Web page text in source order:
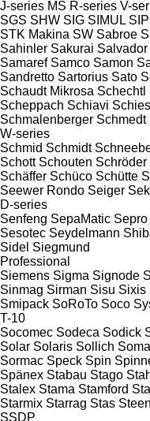
J-series MS R-series V-
SGS SHW SIG SIMUL SIP
STK Makina SW Sabroe
Sahinler Sakurai Salvador
Samaref Samco Samon
Sandretto Sartorius Sato
Schaudt Mikrosa Schechtl
Scheppach Schiavi
Schmalenberger Schmedt
W-series
Schmid Schmidt
Schott Schouten Schröder
Schäffer Schüco Schütte
Seewer Rondo Seiger
D-series
Senfeng SepaMatic Sepro
Sesotec Seydelmann
Sidel Siegmund
Professional
Siemens Sigma Signode
Sinmag Sirman Sisu Sixis
Smipack SoRoTo Soco
T-10
Socomec Sodeca Sodick
Solar Solaris Sollich
Sormac Speck Spin
Spänex Stabau Stago
Stalex Stama Stamford
Starmix Starrag Stas Steen
SSDP